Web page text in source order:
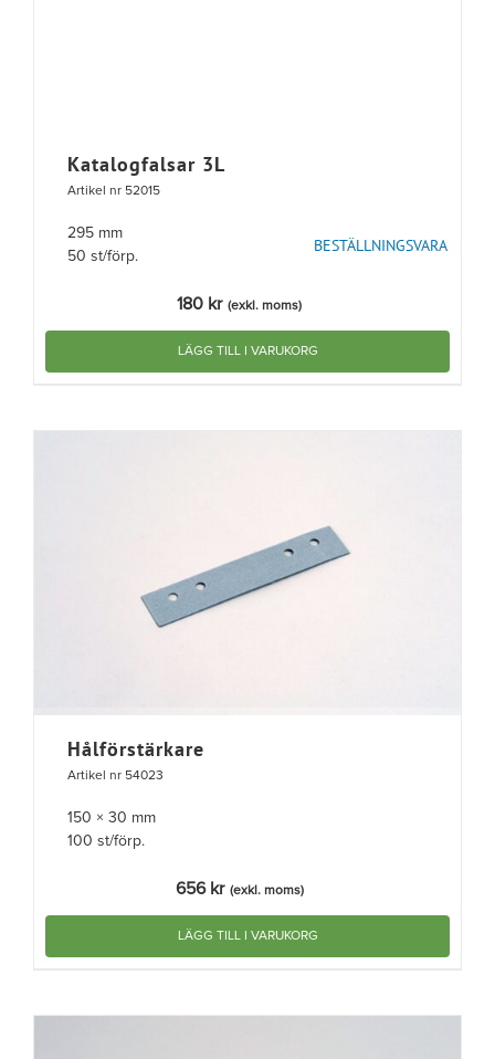
Katalogfalsar 3L
Artikel nr 52015
295 mm
50 st/förp.
BESTÄLLNINGSVARA
180 kr (exkl. moms)
LÄGG TILL I VARUKORG
Hålförstärkare
Artikel nr 54023
150 × 30 mm
100 st/förp.
656 kr (exkl. moms)
LÄGG TILL I VARUKORG